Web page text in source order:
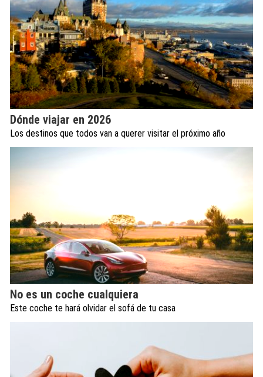
Dónde viajar en 2026
Los destinos que todos van a querer visitar el próximo año
No es un coche cualquiera
Este coche te hará olvidar el sofá de tu casa